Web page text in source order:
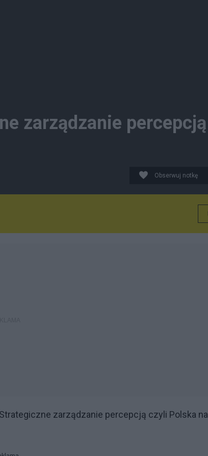
zarządzanie percepcją
Obserwuj notkę
zarządzanie percepcją czyli Polska na